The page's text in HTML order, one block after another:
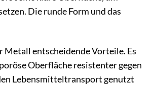
Die runde Form und das
entscheidende Vorteile. Es
Oberfläche resistenter gegen
Lebensmitteltransport genutzt